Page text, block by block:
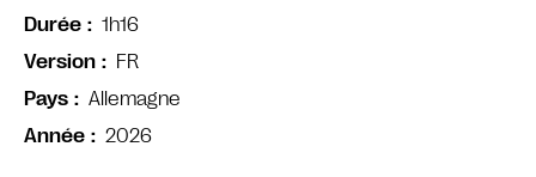
Durée
1h16
Version
FR
Pays
Allemagne
Année
2026